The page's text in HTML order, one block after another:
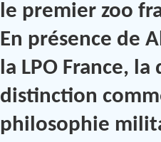
le premier zoo
En présence de
la LPO France,
distinction
philosophie